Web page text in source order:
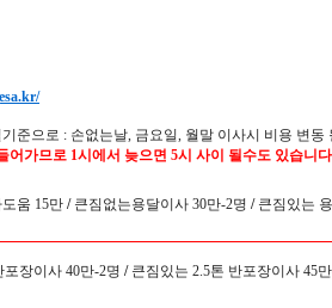
준으로 : 손없는날, 금요일, 월말 이사시 비용 변
가므로 1시에서 늦으면 5시 사이 될수도 있습니
움 15만 /큰짐없는용달이사 30만-2명 /큰짐있는
장이사 40만-2명 /큰짐있는 2.5톤 반포장이사 45